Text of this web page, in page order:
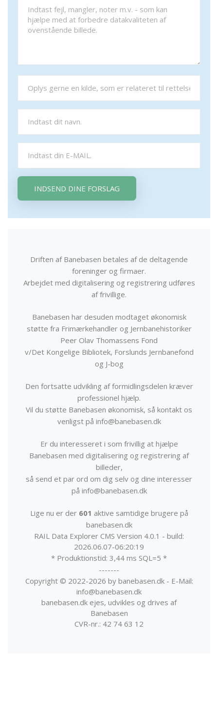
INDSEND DINE FORSLAG
Driften af Banebasen betales af de deltagende
foreninger og firmaer.
Arbejdet med digitalisering og registrering udføres
af frivillige.
Banebasen har desuden modtaget økonomisk
støtte fra Frimærkehandler og Jernbanehistoriker
Peer Olav Thomassens Fond
v/Det Kongelige Bibliotek, Forslunds Jernbanefond
og J-bog
Den fortsatte udvikling af formidlingsdelen kræver
professionel hjælp.
Vil du støtte Banebasen økonomisk, så kontakt os
venligst på info@banebasen.dk
Er du interesseret i som frivillig at hjælpe
Banebasen med digitalisering og registrering af
billeder,
så send et par ord om dig selv og dine interesser
på info@banebasen.dk
Lige nu er der 601 aktive samtidige brugere på
banebasen.dk
RAIL Data Explorer CMS Version 4.0.1 - build:
2026.06.07-06:20:19
* Produktionstid: 3,44 ms SQL=5 *
-------
Copyright © 2022-2026 by banebasen.dk - E-Mail:
info@banebasen.dk
banebasen.dk ejes, udvikles og drives af
Banebasen
CVR-nr.: 42 74 63 12